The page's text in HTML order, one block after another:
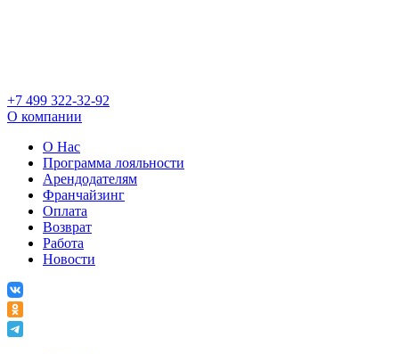
+7 499 322-32-92
О компании
О Нас
Программа лояльности
Арендодателям
Франчайзинг
Оплата
Возврат
Работа
Новости